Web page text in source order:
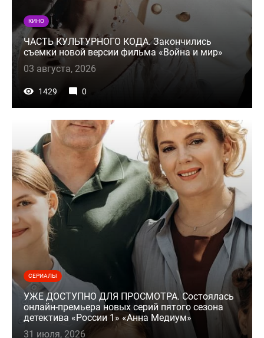
КИНО
ЧАСТЬ КУЛЬТУРНОГО КОДА. Закончились
съемки новой версии фильма «Война и мир»
03 августа, 2026
1429 0
СЕРИАЛЫ
УЖЕ ДОСТУПНО ДЛЯ ПРОСМОТРА. Состоялась
онлайн-премьера новых серий пятого сезона
детектива «России 1» «Анна Медиум»
31 июля, 2026